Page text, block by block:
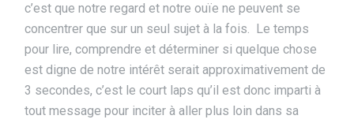
c’est que notre regard et notre ouïe ne peuvent se
concentrer que sur un seul sujet à la fois. Le temps
pour lire, comprendre et déterminer si quelque chose
est digne de notre intérêt serait approximativement de
3 secondes, c’est le court laps qu’il est donc imparti à
tout message pour inciter à aller plus loin dans sa